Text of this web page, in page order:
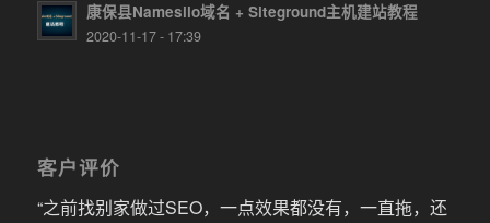
康保县Namesilo域名 + Siteground主机建站教程
2020-11-17 - 17:39
客户评价
“之前找别家做过SEO，一点效果都没有，一直拖，还